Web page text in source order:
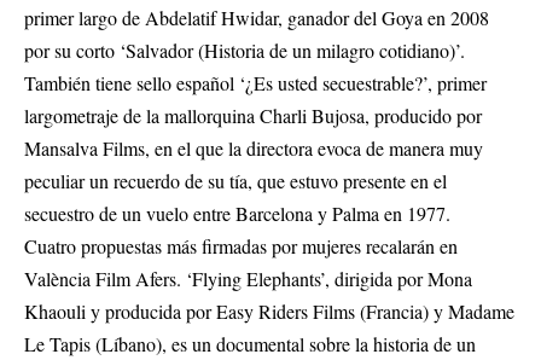
primer largo de Abdelatif Hwidar, ganador del Goya en 2008
por su corto ‘Salvador (Historia de un milagro cotidiano)’.
También tiene sello español ‘¿Es usted secuestrable?’, primer
largometraje de la mallorquina Charli Bujosa, producido por
Mansalva Films, en el que la directora evoca de manera muy
peculiar un recuerdo de su tía, que estuvo presente en el
secuestro de un vuelo entre Barcelona y Palma en 1977.
Cuatro propuestas más firmadas por mujeres recalarán en
València Film Afers. ‘Flying Elephants’, dirigida por Mona
Khaouli y producida por Easy Riders Films (Francia) y Madame
Le Tapis (Líbano), es un documental sobre la historia de un